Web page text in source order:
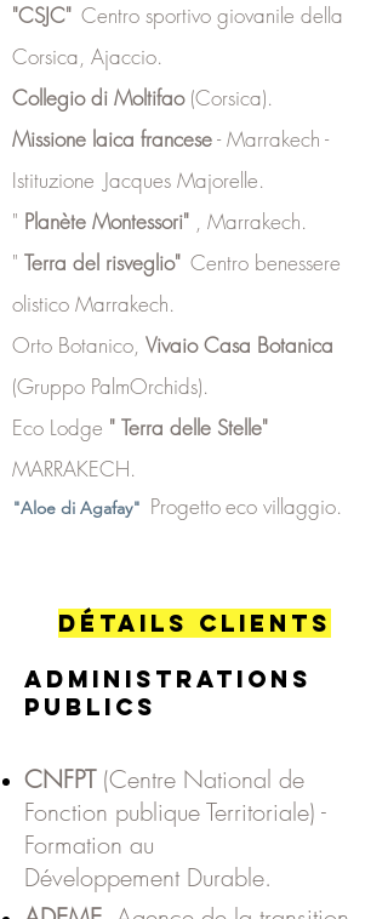
"CSJC" Centro sportivo giovanile della
Corsica, Ajaccio.
Collegio di Moltifao(Corsica).
Missione laica francese- Marrakech -
Istituzione Jacques Majorelle.
" Planète Montessori" , Marrakech.
" Terra del risveglio" Centro benessere
olistico Marrakech.
Orto Botanico, Vivaio Casa Botanica
(Gruppo PalmOrchids).
Eco Lodge " Terra delle Stelle"
MARRAKECH.
"Aloe di Agafay" Progettoeco villaggio.
Détails CLIENTS
Administrations
publics
CNFPT(Centre National de
Fonction publique Territoriale) -
Formation au
Développement Durable.